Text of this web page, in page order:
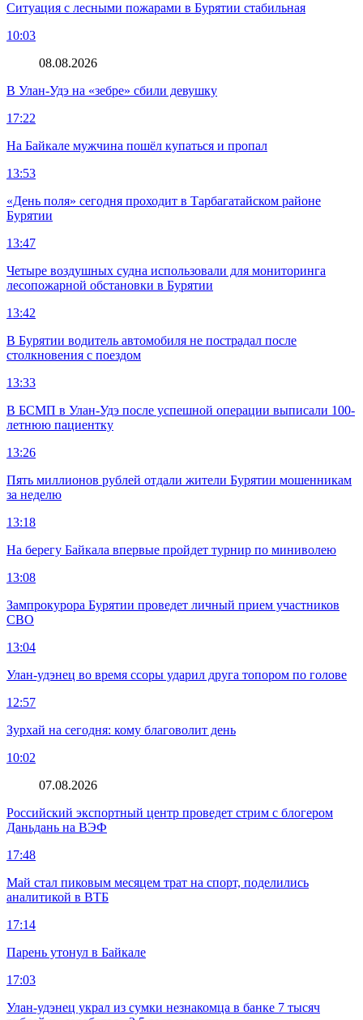
Ситуация с лесными пожарами в Бурятии стабильная
10:03
08.08.2026
В Улан-Удэ на «зебре» сбили девушку
17:22
На Байкале мужчина пошёл купаться и пропал
13:53
«День поля» сегодня проходит в Тарбагатайском районе
Бурятии
13:47
Четыре воздушных судна использовали для мониторинга
лесопожарной обстановки в Бурятии
13:42
В Бурятии водитель автомобиля не пострадал после
столкновения с поездом
13:33
В БСМП в Улан-Удэ после успешной операции выписали 100-
летнюю пациентку
13:26
Пять миллионов рублей отдали жители Бурятии мошенникам
за неделю
13:18
На берегу Байкала впервые пройдет турнир по миниволею
13:08
Зампрокурора Бурятии проведет личный прием участников
СВО
13:04
Улан-удэнец во время ссоры ударил друга топором по голове
12:57
Зурхай на сегодня: кому благоволит день
10:02
07.08.2026
Российский экспортный центр проведет стрим с блогером
Даньдань на ВЭФ
17:48
Май стал пиковым месяцем трат на спорт, поделились
аналитикой в ВТБ
17:14
Парень утонул в Байкале
17:03
Улан-удэнец украл из сумки незнакомца в банке 7 тысяч